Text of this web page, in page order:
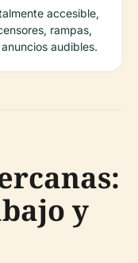
accesible,
rampas,
audibles.
y